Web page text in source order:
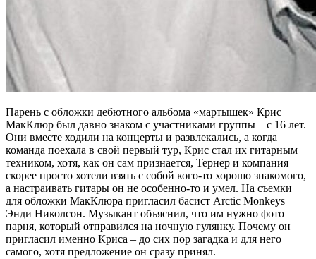
Парень с обложки дебютного альбома «мартышек» Крис
МакКлюр был давно знаком с участниками группы – с 16 лет.
Они вместе ходили на концерты и развлекались, а когда
команда поехала в свой первый тур, Крис стал их гитарным
техником, хотя, как он сам признается, Тернер и компания
скорее просто хотели взять с собой кого-то хорошо знакомого,
а настраивать гитары он не особенно-то и умел. На съемки
для обложки МакКлюра пригласил басист Arctic Monkeys
Энди Николсон. Музыкант объяснил, что им нужно фото
парня, который отправился на ночную гулянку. Почему он
пригласил именно Криса – до сих пор загадка и для него
самого, хотя предложение он сразу принял.